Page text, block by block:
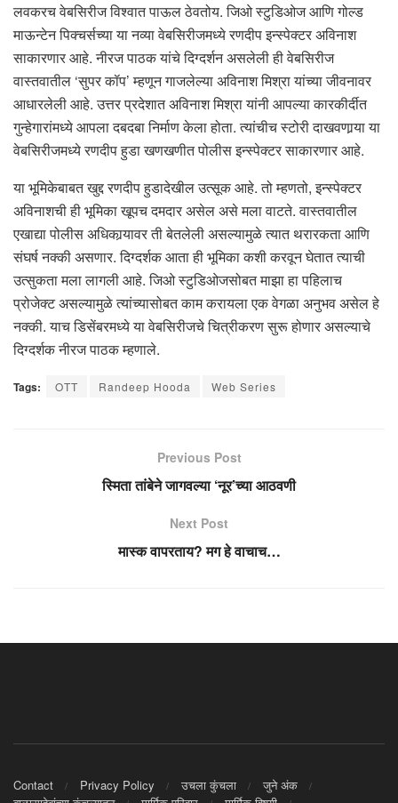
लवकरच वेबसिरीज विश्वात पाऊल ठेवतोय. जिओ स्टुडिओज आणि गोल्ड
माऊन्टेन पिक्चर्सच्या या नव्या वेबसिरीजमध्ये रणदीप इन्स्पेक्टर अविनाश
साकारणार आहे. नीरज पाठक यांचे दिग्दर्शन असलेली ही वेबसिरीज
वास्तवातील ‘सुपर कॉप’ म्हणून गाजलेल्या अविनाश मिश्रा यांच्या जीवनावर
आधारलेली आहे. उत्तर प्रदेशात अविनाश मिश्रा यांनी आपल्या कारकीर्दीत
गुन्हेगारांमध्ये आपला दबदबा निर्माण केला होता. त्यांचीच स्टोरी दाखवणार्‍या या
वेबसिरीजमध्ये रणदीप हुडा खणखणीत पोलीस इन्स्पेक्टर साकारणार आहे.
या भूमिकेबाबत खुद्द रणदीप हुडादेखील उत्सूक आहे. तो म्हणतो, इन्स्पेक्टर
अविनाशची ही भूमिका खूपच दमदार असेल असे मला वाटते. वास्तवातील
एखाद्या पोलीस अधिकार्‍यावर ती बेतलेली असल्यामुळे त्यात थरारकता आणि
संघर्ष नक्की असणार. दिग्दर्शक आता ही भूमिका कशी करवून घेतात त्याची
उत्सुकता मला लागली आहे. जिओ स्टुडिओजसोबत माझा हा पहिलाच
प्रोजेक्ट असल्यामुळे त्यांच्यासोबत काम करायला एक वेगळा अनुभव असेल हे
नक्की. याच डिसेंबरमध्ये या वेबसिरीजचे चित्रीकरण सुरू होणार असल्याचे
दिग्दर्शक नीरज पाठक म्हणाले.
Tags: OTT Randeep Hooda Web Series
Previous Post
स्मिता तांबेने जागवल्या ‘नूर’च्या आठवणी
Next Post
मास्क वापरताय? मग हे वाचाच…
Contact Privacy Policy उचला कुंचला
जुने अंक